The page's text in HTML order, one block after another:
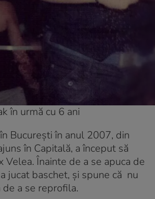
în urmă cu 6 ani
București în anul 2007, din
în Capitală, a început să
Velea. Înainte de a se apuca de
jucat baschet, și spune că nu
a se reprofila.